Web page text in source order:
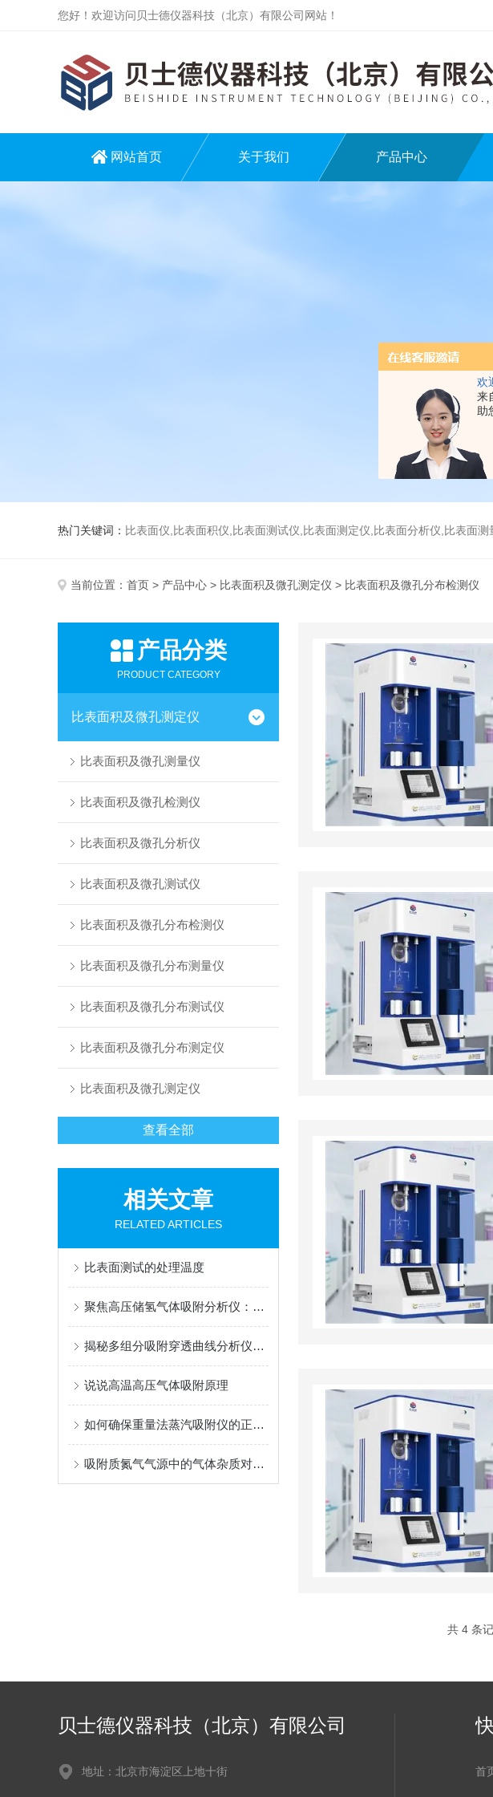
欢
来
助
您好！欢迎访问贝士德仪器科技（北京）有限公司网站！
网站首页 关于我们 产品中心
热门关键词： 比表面仪,比表面积仪,比表面测试仪,比表面测定仪,比表面分析仪,比表面测量仪,孔隙率分布
当前位置： 首页 > 产品中心 > 比表面积及微孔测定仪 > 比表面积及微孔分布检测仪
产品分类
PRODUCT CATEGORY
比表面积及微孔测定仪
比表面积及微孔测量仪
比表面积及微孔检测仪
比表面积及微孔分析仪
比表面积及微孔测试仪
比表面积及微孔分布检测仪
比表面积及微孔分布测量仪
比表面积及微孔分布测试仪
比表面积及微孔分布测定仪
比表面积及微孔测定仪
查看全部
相关文章
RELATED ARTICLES
比表面测试的处理温度
聚焦高压储氢气体吸附分析仪：它的实用功能，藏着储氢检测的哪些硬实力？
揭秘多组分吸附穿透曲线分析仪：关键部件全解析
说说高温高压气体吸附原理
如何确保重量法蒸汽吸附仪的正常运行和延长其使用寿命呢？
吸附质氮气气源中的气体杂质对吸附过程的影响
共 4 条
贝士德仪器科技（北京）有限公司
地址：北京市海淀区上地十街 首